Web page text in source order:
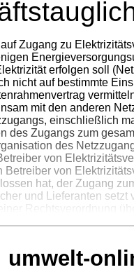
Zugang zu
erfolgen soll
nicht auf bestimmte
mit den anderen
einschließlich
des Zugangs zum
des
von
Betreiber von
hat, der Zugang
und Lieferanten
und
finanzielle
umwelt-